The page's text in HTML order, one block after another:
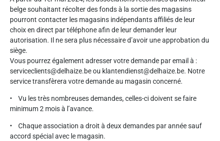
belge souhaitant récolter des fonds à la sortie des magasins
pourront contacter les magasins indépendants affiliés de leur
choix en direct par téléphone afin de leur demander leur
autorisation. Il ne sera plus nécessaire d’avoir une approbation du
siège.
Vous pourrez également adresser votre demande par email à :
serviceclients@delhaize.be ou klantendienst@delhaize.be. Notre
service transfèrera votre demande au magasin concerné.
• Vu les très nombreuses demandes, celles-ci doivent se faire
minimum 2 mois à l’avance.
• Chaque association a droit à deux demandes par année sauf
accord spécial avec le magasin.